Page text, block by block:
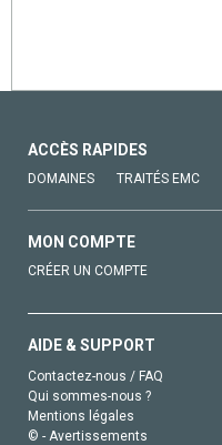
ACCÈS RAPIDES
DOMAINES TRAITÉS EMC
MON COMPTE
CRÉER UN COMPTE
AIDE & SUPPORT
Contactez-nous / FAQ
Qui sommes-nous ?
Mentions légales
© - Avertissements